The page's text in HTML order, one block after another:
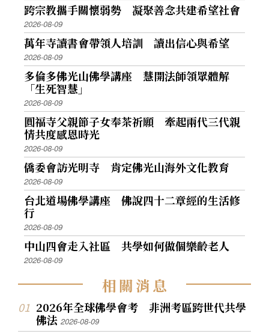
跨宗教攜手關懷弱勢 凝聚善念共建希望社會
2026-08-09
萬年寺讀書會帶領人培訓 讀出信心與希望
2026-08-09
多倫多佛光山佛學講座 慧開法師領眾體解
「生死智慧」
2026-08-09
圓福寺父親節子女奉茶祈願 牽起兩代三代親
情共度感恩時光
2026-08-09
僑委會訪光明寺 肯定佛光山海外文化教育
2026-08-09
台北道場佛學講座 佛說四十二章經的生活修
行
2026-08-09
中山四會走入社區 共學如何做個樂齡老人
2026-08-09
相關消息
2026年全球佛學會考 非洲考區跨世代共學
佛法2026-08-09